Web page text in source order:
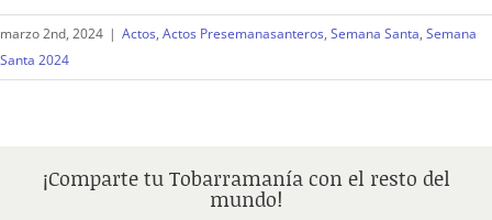
marzo 2nd, 2024 | Actos, Actos Presemanasanteros, Semana Santa, Semana
Santa 2024
¡Comparte tu Tobarramanía con el resto del
mundo!